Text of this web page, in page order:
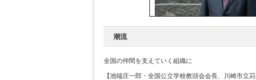
潮流
全国の仲間を支えていく組織に
【池端庄一郎・全国公立学校教頭会会長、川崎市立苅